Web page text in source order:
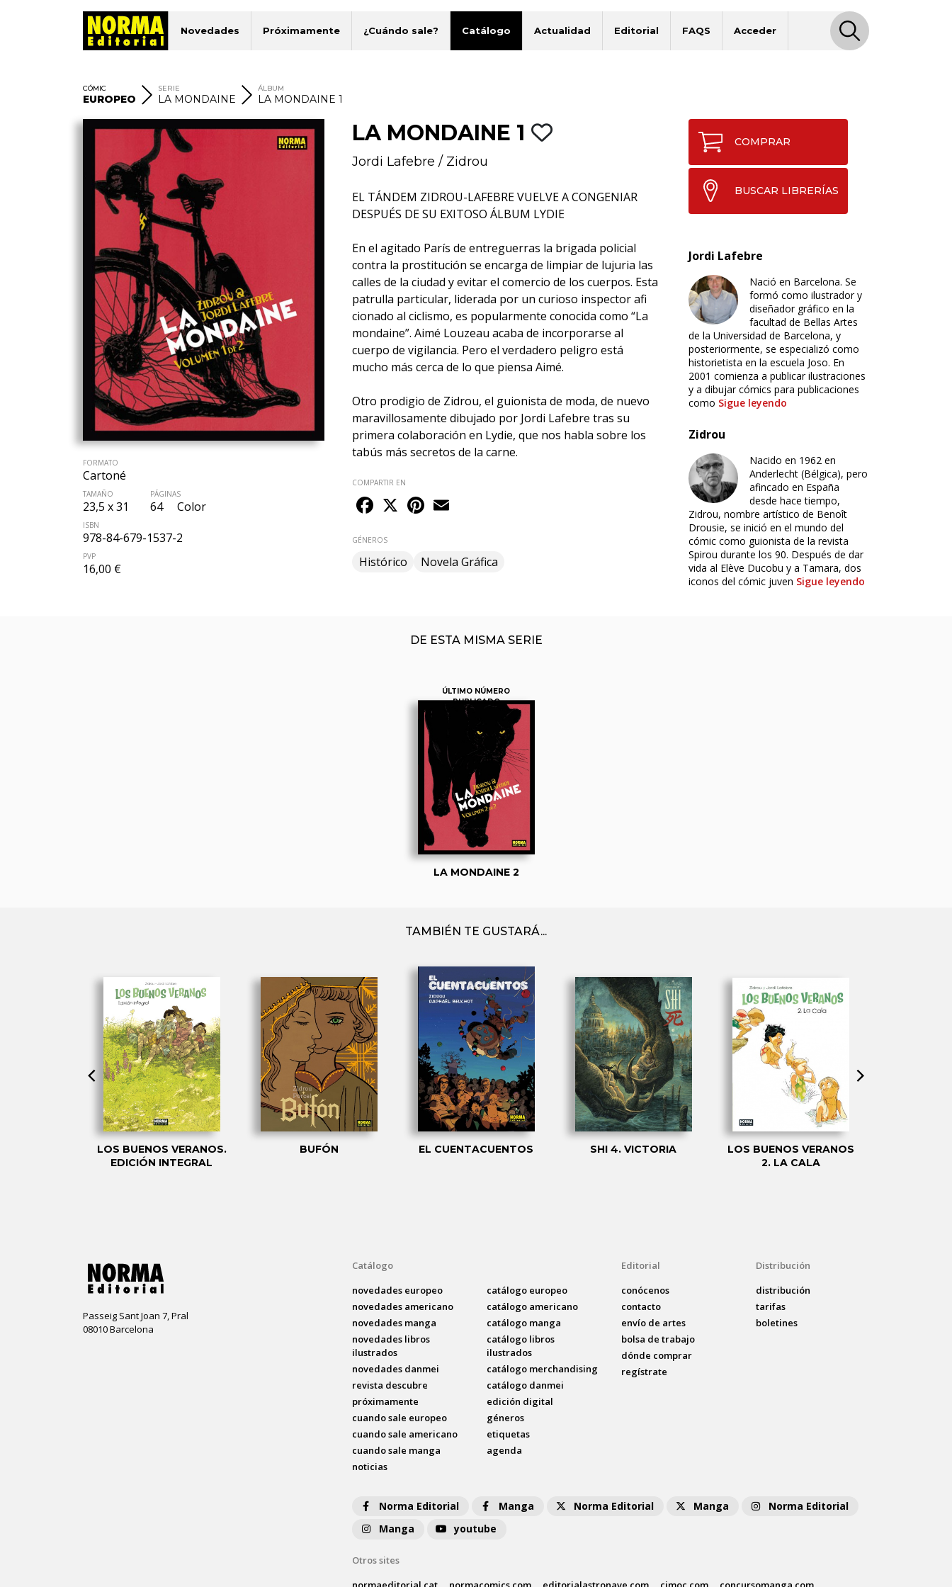
Novedades Próximamente ¿Cuándo sale? Catálogo Actualidad Editorial FAQS Acceder
CÓMIC
EUROPEO
SERIE
LA MONDAINE
ÁLBUM
LA MONDAINE 1
FORMATO
Cartoné
TAMAÑO
23,5 x 31
PÁGINAS
64 Color
ISBN
978-84-679-1537-2
PVP
16,00 €
LA MONDAINE 1
Jordi Lafebre / Zidrou
EL TÁNDEM ZIDROU-LAFEBRE VUELVE A CONGENIAR
DESPUÉS DE SU EXITOSO ÁLBUM LYDIE
En el agitado París de entreguerras la brigada policial
contra la prostitución se encarga de limpiar de lujuria las
calles de la ciudad y evitar el comercio de los cuerpos. Esta
patrulla particular, liderada por un curioso inspector afi
cionado al ciclismo, es popularmente conocida como “La
mondaine”. Aimé Louzeau acaba de incorporarse al
cuerpo de vigilancia. Pero el verdadero peligro está
mucho más cerca de lo que piensa Aimé.
Otro prodigio de Zidrou, el guionista de moda, de nuevo
maravillosamente dibujado por Jordi Lafebre tras su
primera colaboración en Lydie, que nos habla sobre los
tabús más secretos de la carne.
COMPARTIR EN
Facebook
X Pinterest
GÉNEROS
Histórico Novela Gráfica
COMPRAR
BUSCAR LIBRERÍAS
Jordi Lafebre
Nació en Barcelona. Se
formó como ilustrador y
diseñador gráfico en la
facultad de Bellas Artes
de la Universidad de Barcelona, y
posteriormente, se especializó como
historietista en la escuela Joso. En
2001 comienza a publicar ilustraciones
y a dibujar cómics para publicaciones
como Sigue leyendo
Zidrou
Nacido en 1962 en
Anderlecht (Bélgica), pero
afincado en España
desde hace tiempo,
Zidrou, nombre artístico de Benoît
Drousie, se inició en el mundo del
cómic como guionista de la revista
Spirou durante los 90. Después de dar
vida al Elève Ducobu y a Tamara, dos
iconos del cómic juven Sigue leyendo
DE ESTA MISMA SERIE
ÚLTIMO NÚMERO
PUBLICADO
LA MONDAINE 2
TAMBIÉN TE GUSTARÁ...
LOS BUENOS VERANOS.
EDICIÓN INTEGRAL
BUFÓN EL CUENTACUENTOS SHI 4. VICTORIA
LOS BUENOS VERANOS
2. LA CALA
Passeig Sant Joan 7, Pral
08010 Barcelona
Catálogo
novedades europeo
novedades americano
novedades manga
novedades libros
ilustrados
novedades danmei
revista descubre
próximamente
cuando sale europeo
cuando sale americano
cuando sale manga
noticias
catálogo europeo
catálogo americano
catálogo manga
catálogo libros
ilustrados
catálogo merchandising
catálogo danmei
edición digital
géneros
etiquetas
agenda
Editorial
conócenos
contacto
envío de artes
bolsa de trabajo
dónde comprar
regístrate
Distribución
distribución
tarifas
boletines
Norma Editorial Manga Norma Editorial Manga
Norma Editorial
Manga
youtube
Otros sites